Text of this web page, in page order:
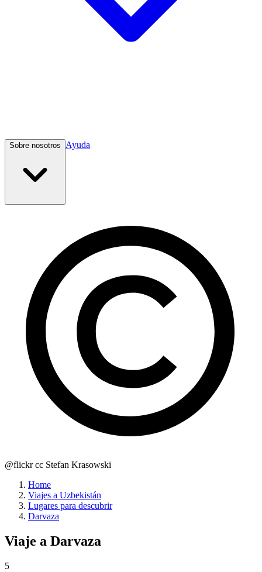
Sobre nosotros Ayuda
@flickr cc Stefan Krasowski
Home
Viajes a Uzbekistán
Lugares para descubrir
Darvaza
Viaje a Darvaza
5